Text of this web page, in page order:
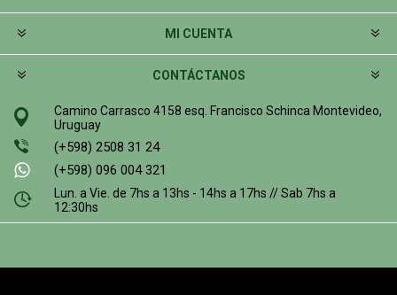
MI CUENTA
CONTÁCTANOS
Camino Carrasco 4158 esq. Francisco Schinca Montevideo,
Uruguay
(+598) 2508 31 24
(+598) 096 004 321
Lun. a Vie. de 7hs a 13hs - 14hs a 17hs // Sab 7hs a
12:30hs